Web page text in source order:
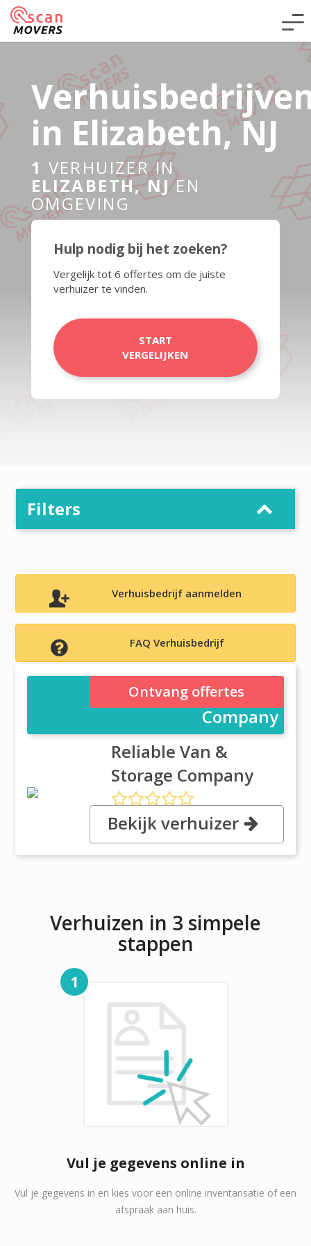
in Elizabeth, NJ
1 VERHUIZER IN
ELIZABETH, NJ EN
OMGEVING
Hulp nodig bij het zoeken?
Vergelijk tot 6 offertes om de juiste
verhuizer te vinden.
START
VERGELIJKEN
Filters
Verhuisbedrijf aanmelden
FAQ Verhuisbedrijf
Reliable Van & Storage
Company
Reliable Van &
Storage Company
, 550 Division Street, 7201
Elizabeth, NJ
Ontvang offertes
Bekijk verhuizer
Verhuizen in 3 simpele
stappen
1
Vul je gegevens online in
Vul je gegevens in en kies voor een online inventarisatie of een
afspraak aan huis.